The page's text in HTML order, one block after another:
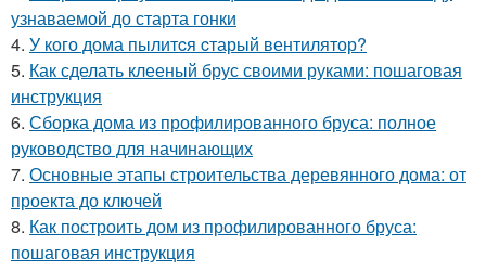
узнаваемой до старта гонки
4. У кого дома пылитcя cтарый вентилятор?
5. Как сделать клееный брус своими руками: пошаговая
инструкция
6. Сборка дома из профилированного бруса: полное
руководство для начинающих
7. Основные этапы строительства деревянного дома: от
проекта до ключей
8. Как построить дом из профилированного бруса:
пошаговая инструкция